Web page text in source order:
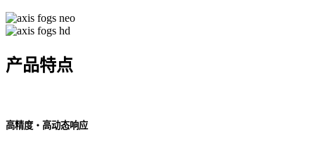
产品特点
高精度・高动态响应